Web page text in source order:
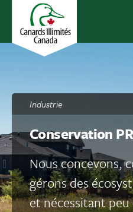
Industrie
Conservation
Nous concevons,
gérons des
et nécessitant